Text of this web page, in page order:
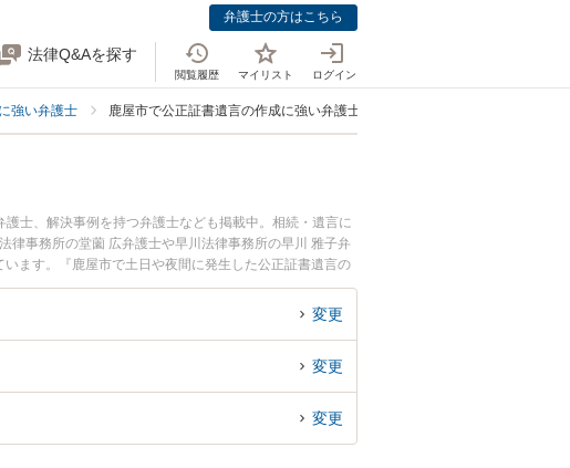
弁護士の方はこちら
法律Q&Aを探す
閲覧履歴 マイリスト ログイン
強い弁護士 鹿屋市で公正証書遺言の作成に強い弁護士
士、解決事例を持つ弁護士なども掲載中。相続・遺言に
律事務所の堂薗 広弁護士や早川法律事務所の早川 雅子弁
ます。『鹿屋市で土日や夜間に発生した公正証書遺言の
したい』『初回相談無料で公正証書遺言の作成を法律相談
変更
変更
変更